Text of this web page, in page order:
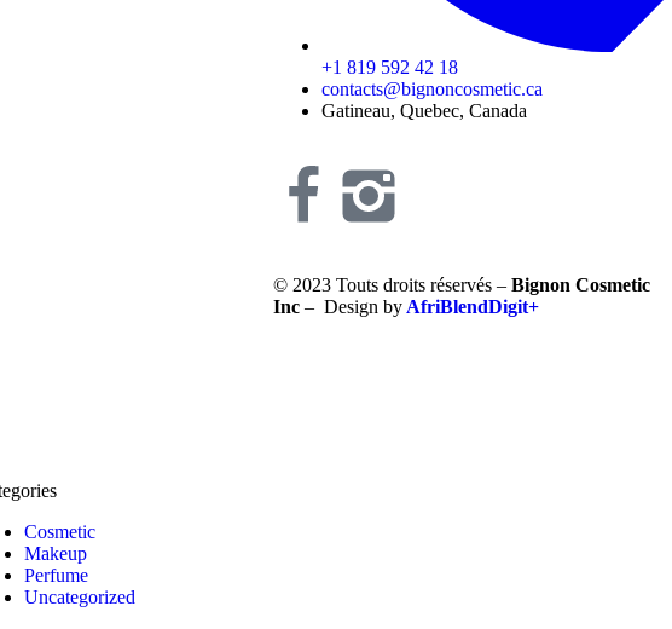
+1 819 592 42 18
contacts@bignoncosmetic.ca
Gatineau, Quebec, Canada
© 2023 Touts droits réservés – Bignon Cosmetic
Inc – Design by AfriBlendDigit+
Cosmetic
Makeup
Perfume
Uncategorized